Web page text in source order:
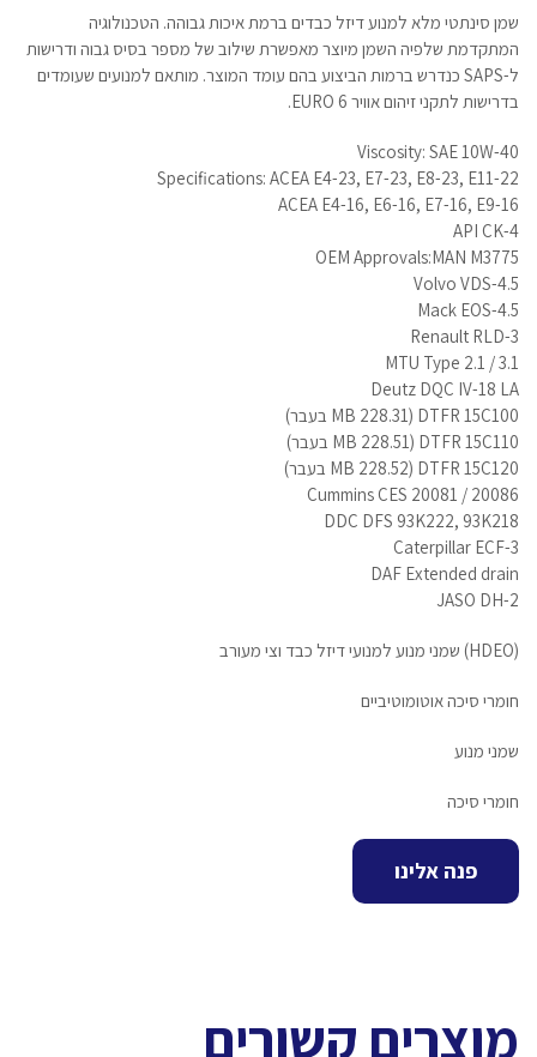
שמן סינתטי מלא למנוע דיזל כבדים ברמת איכות גבוהה. הטכנולוגיה
המתקדמת שלפיה השמן מיוצר מאפשרת שילוב של מספר בסיס גבוה ודרישות
ל-SAPS כנדרש ברמות הביצוע בהם עומד המוצר. מותאם למנועים שעומדים
בדרישות לתקני זיהום אוויר EURO 6.
Viscosity: SAE 10W-40
Specifications: ACEA E4-23, E7-23, E8-23, E11-22
ACEA E4-16, E6-16, E7-16, E9-16
API CK-4
OEM Approvals:MAN M3775
Volvo VDS-4.5
Mack EOS-4.5
Renault RLD-3
MTU Type 2.1 / 3.1
Deutz DQC IV-18 LA
DTFR 15C100 (MB 228.31 בעבר)
DTFR 15C110 (MB 228.51 בעבר)
DTFR 15C120 (MB 228.52 בעבר)
Cummins CES 20081 / 20086
DDC DFS 93K222, 93K218
Caterpillar ECF-3
DAF Extended drain
JASO DH-2
(HDEO) שמני מנוע למנועי דיזל כבד וצי מעורב
חומרי סיכה אוטומוטיביים
שמני מנוע
חומרי סיכה
פנה אלינו
מוצרים קשורים